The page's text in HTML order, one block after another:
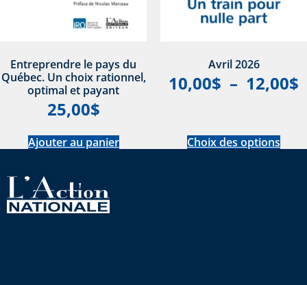
Entreprendre le pays du
Québec. Un choix rationnel,
optimal et payant
25,00$
Ajouter au panier
Avril 2026
10,00$ – 12,00$
Choix des options